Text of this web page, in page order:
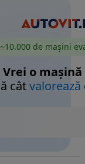
~10.000 de mașini
Vrei o mașină
câtvalorează